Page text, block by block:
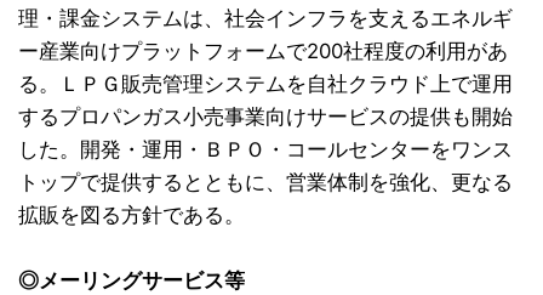
理・課金システムは、社会インフラを支えるエネルギ
ー産業向けプラットフォームで200社程度の利用があ
る。ＬＰＧ販売管理システムを自社クラウド上で運用
するプロパンガス小売事業向けサービスの提供も開始
した。開発・運用・ＢＰＯ・コールセンターをワンス
トップで提供するとともに、営業体制を強化、更なる
拡販を図る方針である。
◎メーリングサービス等